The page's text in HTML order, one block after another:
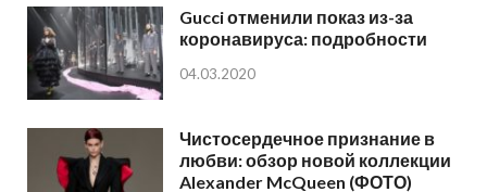
Gucci отменили показ из-за
коронавируса: подробности
04.03.2020
Чистосердечное признание в
любви: обзор новой коллекции
Alexander McQueen (ФОТО)